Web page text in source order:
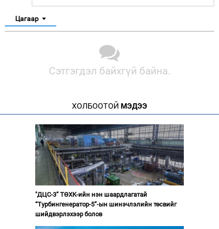
Цагаар
Сэтгэгдэл байхгүй байна.
ХОЛБООТОЙ МЭДЭЭ
"ДЦС-3” ТӨХК-ийн нэн шаардлагатай
“Турбингенератор-5”-ын шинэчлэлийн төсвийг
шийдвэрлэхээр болов